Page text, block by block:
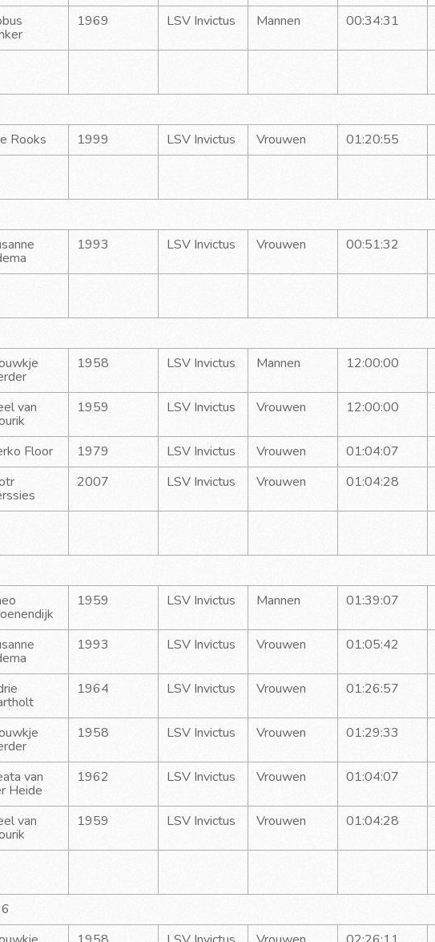
1969 LSV Invictus Mannen 00:34:31
Rooks 1999 LSV Invictus Vrouwen 01:20:55
1993 LSV Invictus Vrouwen 00:51:32
1958 LSV Invictus Mannen 12:00:00
van 1959 LSV Invictus Vrouwen 12:00:00
Floor 1979 LSV Invictus Vrouwen 01:04:07
2007 LSV Invictus Vrouwen 01:04:28
1959 LSV Invictus Mannen 01:39:07
1993 LSV Invictus Vrouwen 01:05:42
1964 LSV Invictus Vrouwen 01:26:57
1958 LSV Invictus Vrouwen 01:29:33
van
Heide
1962 LSV Invictus Vrouwen 01:04:07
van 1959 LSV Invictus Vrouwen 01:04:28